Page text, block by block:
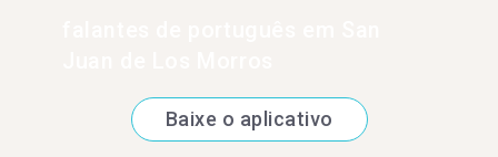
Baixe o aplicativo